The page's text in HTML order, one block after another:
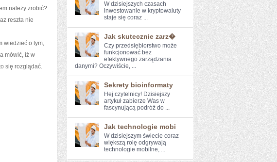
należy zrobić?
reszta nie
wiedzieć o tym,
mówić, iż w
się rozglądać.
W ⁤dzisiejszych czasach
⁢inwestowanie w kryptowaluty
staje się coraz ...
Jak skutecznie zarz�
Czy przedsiębiorstwo może
‌funkcjonować bez
⁢efektywnego⁤ zarządzania
danymi? Oczywiście, ...
Sekrety bioinformaty
Hej⁤ czytelnicy! Dzisiejszy
artykuł zabierze Was w
fascynującą podróż⁣ do ...
Jak technologie mobi
W dzisiejszym świecie coraz
większą rolę odgrywają
technologie mobilne, ...